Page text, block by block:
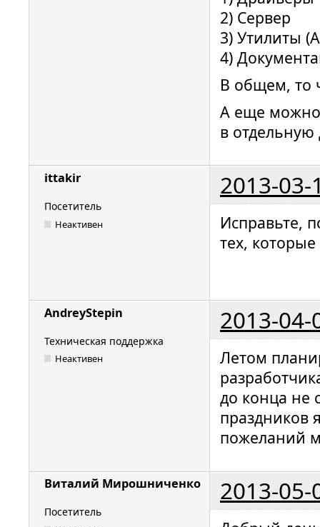
2) Сервер
3) Утилиты
4)
В общем, то
А еще можно
в
ittakir 2013-03-
Посетитель
Неактивен
Исправьте,
тех,
AndreyStepin 2013-04-
Техническая поддержка
Неактивен
Летом
до конца не
праздников
пожеланий
Виталий Мирошниченко 2013-05-
Посетитель